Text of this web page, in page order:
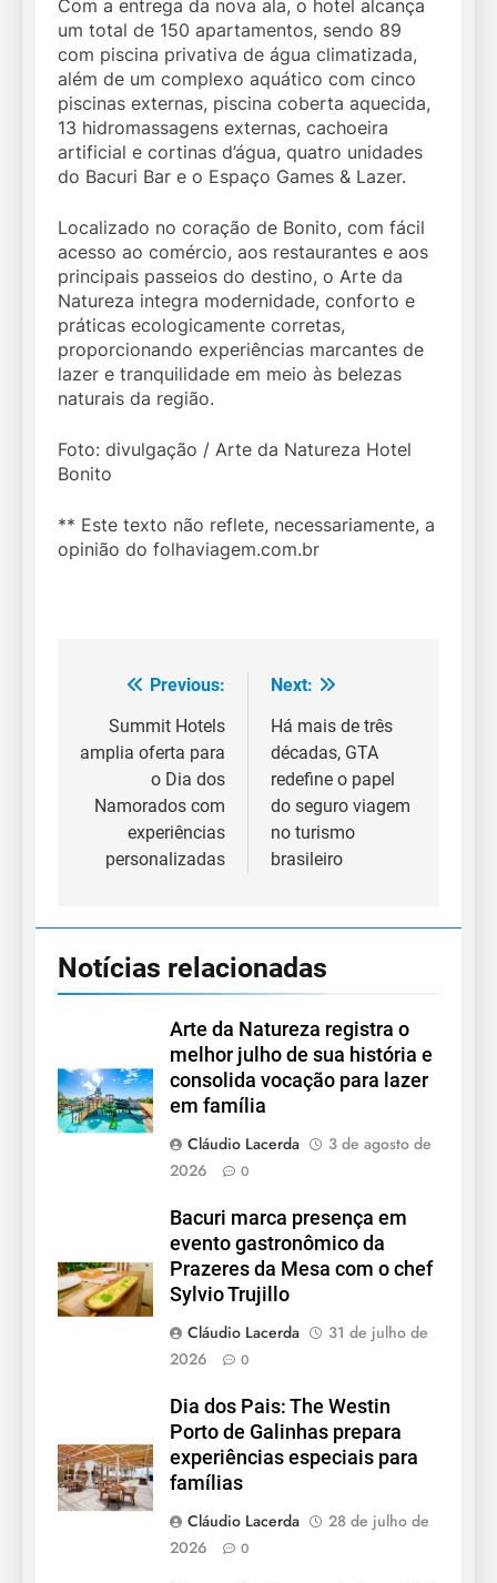
Com a entrega da nova ala, o hotel alcança
um total de 150 apartamentos, sendo 89
com piscina privativa de água climatizada,
além de um complexo aquático com cinco
piscinas externas, piscina coberta aquecida,
13 hidromassagens externas, cachoeira
artificial e cortinas d’água, quatro unidades
do Bacuri Bar e o Espaço Games & Lazer.
Localizado no coração de Bonito, com fácil
acesso ao comércio, aos restaurantes e aos
principais passeios do destino, o Arte da
Natureza integra modernidade, conforto e
práticas ecologicamente corretas,
proporcionando experiências marcantes de
lazer e tranquilidade em meio às belezas
naturais da região.
Foto: divulgação / Arte da Natureza Hotel
Bonito
** Este texto não reflete, necessariamente, a
opinião do folhaviagem.com.br
Navegação
Post
Previous:
Summit Hotels
amplia oferta para
o Dia dos
Namorados com
experiências
personalizadas
Next:
Há mais de três
décadas, GTA
redefine o papel
do seguro viagem
no turismo
brasileiro
Notícias relacionadas
Arte da Natureza registra o
melhor julho de sua história e
consolida vocação para lazer
em família
Cláudio Lacerda
3 de agosto de
2026
0
Bacuri marca presença em
evento gastronômico da
Prazeres da Mesa com o chef
Sylvio Trujillo
Cláudio Lacerda
31 de julho de
2026
0
Dia dos Pais: The Westin
Porto de Galinhas prepara
experiências especiais para
famílias
Cláudio Lacerda
28 de julho de
2026
0